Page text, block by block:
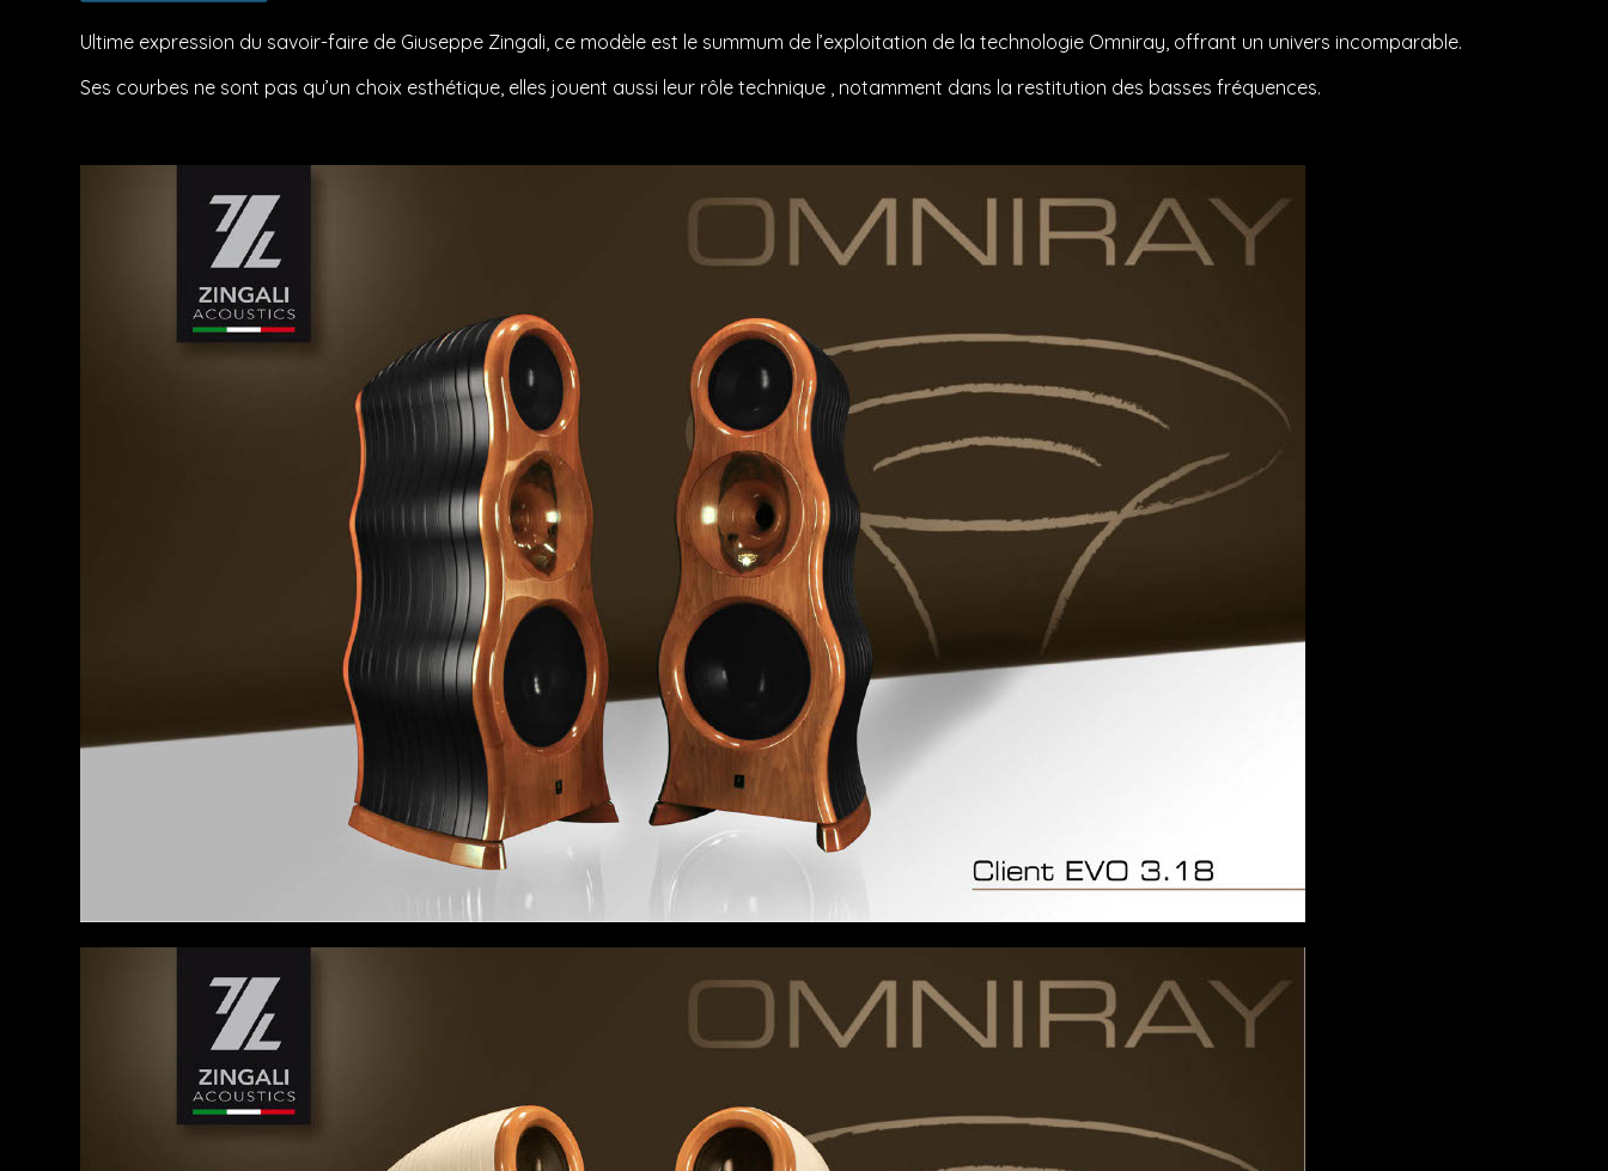
Ultime expression du savoir-faire de Giuseppe Zingali, ce modèle est le summum de l’exploitation de la technologie Omniray, offrant un univers incomparable.
Ses courbes ne sont pas qu’un choix esthétique, elles jouent aussi leur rôle technique , notamment dans la restitution des basses fréquences.